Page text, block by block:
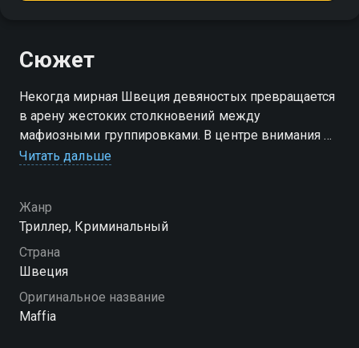
Сюжет
Некогда мирная Швеция девяностых превращается
в арену жестоких столкновений между
мафиозными группировками. В центре внимания —
гангстер Радован Якович, который проходит путь
Филак, вынужденная бороться не только
с преступностью, но и с собственным
руководством, которое, похоже, не осознает,
насколько серьезной и кровавой угрозой является
охвативший страну новый нелегальный бизнес.
Читать дальше
Жанр
Триллер, Криминальный
Страна
Швеция
Оригинальное название
Maffia